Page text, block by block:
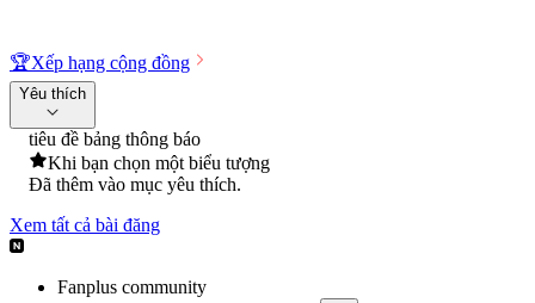
🏆Xếp hạng cộng đồng
Yêu thích
tiêu đề bảng thông báo
Khi bạn chọn một biểu tượng
Đã thêm vào mục yêu thích.
Xem tất cả bài đăng
Fanplus community